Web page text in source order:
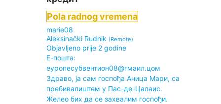
Pola radnog vremena
marie08
Aleksinački Rudnik (Remote)
Objavljeno prije 2 godine
Е-пошта:
еуропесубвентион08@гмаил.цом
Здраво, ја сам госпођа Аница Мари, са
пребивалиштем у Пас-де-Цалаис.
Желео бих да се захвалим госпођи.